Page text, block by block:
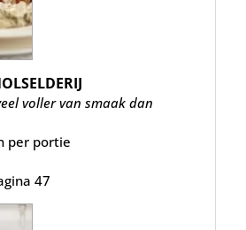
voller van smaak dan
per portie
47